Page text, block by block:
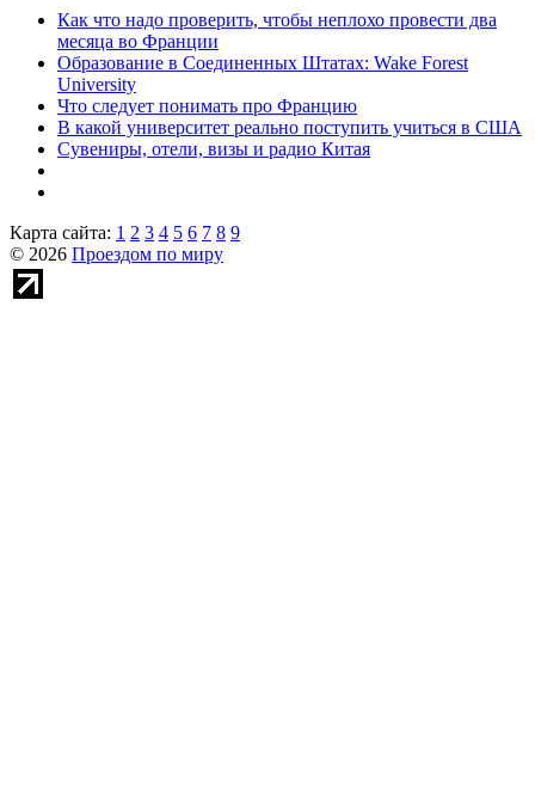
Как что надо проверить, чтобы неплохо провести два
месяца во Франции
Образование в Соединенных Штатах: Wake Forest
University
Что следует понимать про Францию
В какой университет реально поступить учиться в США
Сувениры, отели, визы и радио Китая
Карта сайта: 1 2 3 4 5 6 7 8 9
© 2026 Проездом по миру